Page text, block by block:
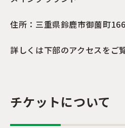
住所：三重県鈴鹿市御薗町
詳しくは下部のアクセスをご
チケットについて